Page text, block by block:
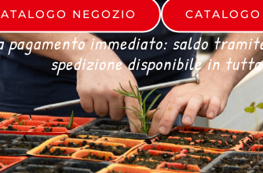
NEGOZIO
pagamento immediato: saldo
spedizione disponibile in